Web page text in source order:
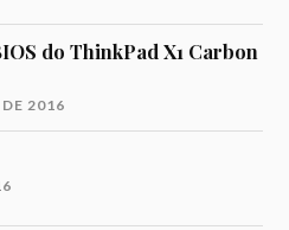
do ThinkPad X1 Carbon
2016